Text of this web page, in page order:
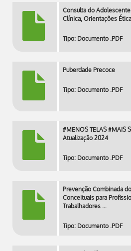
Consulta do
Clínica, Orientações
Tipo: Documento .PDF
Puberdade Precoce
Tipo: Documento .PDF
#MENOS TELAS #MAIS
Atualização 2024
Tipo: Documento .PDF
Prevenção Combinada
Conceituais para
Trabalhadores …
Tipo: Documento .PDF